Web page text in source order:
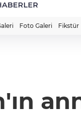
Foto Galeri Fikstür